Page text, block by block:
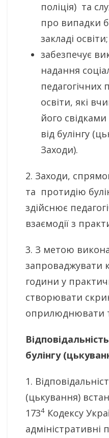
поліція) та
про випадки
закладі освіти;
забезпечує
надання
педагогічних
освіти, які
його
від булінгу
Заходи).
2. Заходи,
та протидію
здійснює
взаємодії з
3. З метою
запроваджувати
години у
створювати
оприлюднювати
булінгу
1.
(цькування)
1734 Кодексу